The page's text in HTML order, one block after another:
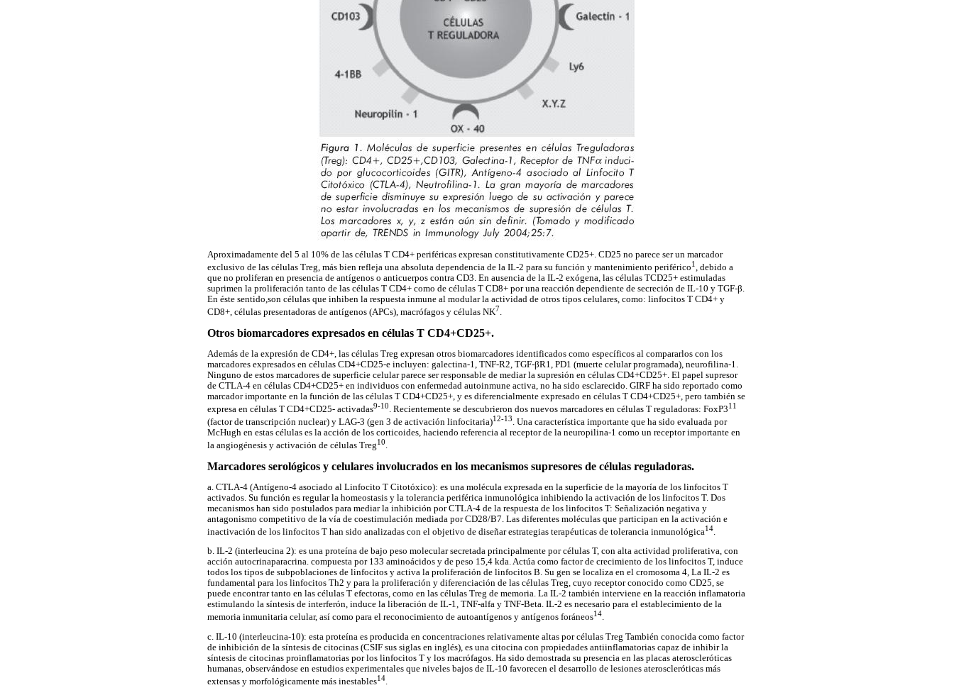
Aproximadamente del 5 al 10% de las células T CD4+ periféricas expresan constitutivamente CD25+. CD25 no parece ser un marcador
exclusivo de las células Treg, más bien refleja una absoluta dependencia de la IL-2 para su función y mantenimiento periférico1 , debido a
que no proliferan en presencia de antígenos o anticuerpos contra CD3. En ausencia de la IL-2 exógena, las células TCD25+ estimuladas
suprimen la proliferación tanto de las células T CD4+ como de células T CD8+ por una reacción dependiente de secreción de IL-10 y TGF-β.
En éste sentido,son células que inhiben la respuesta inmune al modular la actividad de otros tipos celulares, como: linfocitos T CD4+ y
CD8+, células presentadoras de antígenos (APCs), macrófagos y células NK7.
Otros biomarcadores expresados en células T CD4+CD25+.
Además de la expresión de CD4+, las células Treg expresan otros biomarcadores identificados como específicos al compararlos con los
marcadores expresados en células CD4+CD25-e incluyen: galectina-1, TNF-R2, TGF-βR1, PD1 (muerte celular programada), neurofilina-1.
Ninguno de estos marcadores de superficie celular parece ser responsable de mediar la supresión en células CD4+CD25+. El papel supresor
de CTLA-4 en células CD4+CD25+ en individuos con enfermedad autoinmune activa, no ha sido esclarecido. GIRF ha sido reportado como
marcador importante en la función de las células T CD4+CD25+, y es diferencialmente expresado en células T CD4+CD25+, pero también se
expresa en células T CD4+CD25- activadas9-10. Recientemente se descubrieron dos nuevos marcadores en células T reguladoras: FoxP311
(factor de transcripción nuclear) y LAG-3 (gen 3 de activación linfocitaria)12-13. Una característica importante que ha sido evaluada por
McHugh en estas células es la acción de los corticoides, haciendo referencia al receptor de la neuropilina-1 como un receptor importante en
la angiogénesis y activación de células Treg10.
Marcadores serológicos y celulares involucrados en los mecanismos supresores de células reguladoras.
a. CTLA-4 (Antígeno-4 asociado al Linfocito T Citotóxico): es una molécula expresada en la superficie de la mayoría de los linfocitos T
activados. Su función es regular la homeostasis y la tolerancia periférica inmunológica inhibiendo la activación de los linfocitos T. Dos
mecanismos han sido postulados para mediar la inhibición por CTLA-4 de la respuesta de los linfocitos T: Señalización negativa y
antagonismo competitivo de la vía de coestimulación mediada por CD28/B7. Las diferentes moléculas que participan en la activación e
inactivación de los linfocitos T han sido analizadas con el objetivo de diseñar estrategias terapéuticas de tolerancia inmunológica14
b. IL-2 (interleucina 2): es una proteína de bajo peso molecular secretada principalmente por células T, con alta actividad proliferativa, con
acción autocrinaparacrina. compuesta por 133 aminoácidos y de peso 15,4 kda. Actúa como factor de crecimiento de los linfocitos T, induce
todos los tipos de subpoblaciones de linfocitos y activa la proliferación de linfocitos B. Su gen se localiza en el cromosoma 4, La IL-2 es
fundamental para los linfocitos Th2 y para la proliferación y diferenciación de las células Treg, cuyo receptor conocido como CD25, se
puede encontrar tanto en las células T efectoras, como en las células Treg de memoria. La IL-2 también interviene en la reacción inflamatoria
estimulando la síntesis de interferón, induce la liberación de IL-1, TNF-alfa y TNF-Beta. IL-2 es necesario para el establecimiento de la
memoria inmunitaria celular, así como para el reconocimiento de autoantígenos y antígenos foráneos14.
c. IL-10 (interleucina-10): esta proteína es producida en concentraciones relativamente altas por células Treg También conocida como factor
de inhibición de la síntesis de citocinas (CSIF sus siglas en inglés), es una citocina con propiedades antiinflamatorias capaz de inhibir la
síntesis de citocinas proinflamatorias por los linfocitos T y los macrófagos. Ha sido demostrada su presencia en las placas ateroscleróticas
humanas, observándose en estudios experimentales que niveles bajos de IL-10 favorecen el desarrollo de lesiones ateroscleróticas más
extensas y morfológicamente más inestables14.